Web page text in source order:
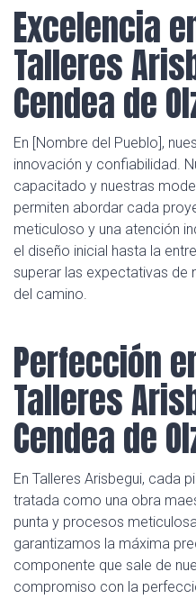
Excelencia
Talleres
Cendea de
En [Nombre del Pueblo],
innovación y confiabilidad.
capacitado y nuestras
permiten abordar cada
meticuloso y una atención
el diseño inicial hasta la
superar las expectativas de
del camino.
Perfección
Talleres
Cendea de
En Talleres Arisbegui, cada
tratada como una obra
punta y procesos
garantizamos la máxima
componente que sale de
compromiso con la